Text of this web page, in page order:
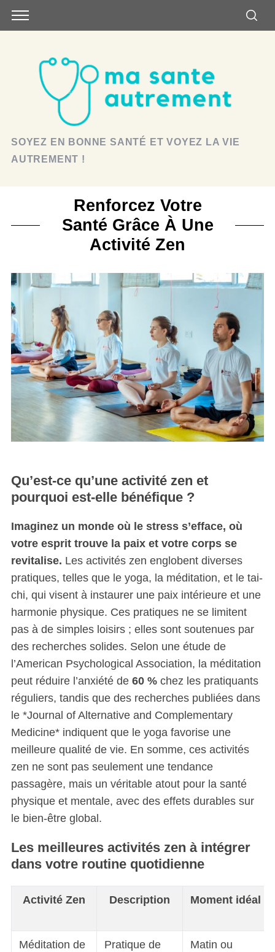
SOYEZ EN BONNE SANTÉ ET VOYEZ LA VIE
AUTREMENT !
Renforcez Votre
Santé Grâce À Une
Activité Zen
Qu’est-ce qu’une activité zen et
pourquoi est-elle bénéfique ?
Imaginez un monde où le stress s’efface, où
votre esprit trouve la paix et votre corps se
revitalise. Les activités zen englobent diverses
pratiques, telles que le yoga, la méditation, et le tai-
chi, qui visent à instaurer une paix intérieure et une
harmonie physique. Ces pratiques ne se limitent
pas à de simples loisirs ; elles sont soutenues par
des recherches solides. Selon une étude de
l’American Psychological Association, la méditation
peut réduire l’anxiété de 60 %chez les pratiquants
réguliers, tandis que des recherches publiées dans
le *Journal of Alternative and Complementary
Medicine* indiquent que le yoga favorise une
meilleure qualité de vie. En somme, ces activités
zen ne sont pas seulement une tendance
passagère, mais un véritable atout pour la santé
physique et mentale, avec des effets durables sur
le bien-être global.
Les meilleures activités zen à intégrer
dans votre routine quotidienne
Activité Zen Description Moment idéal
Méditation de
Pratique de
Matin ou